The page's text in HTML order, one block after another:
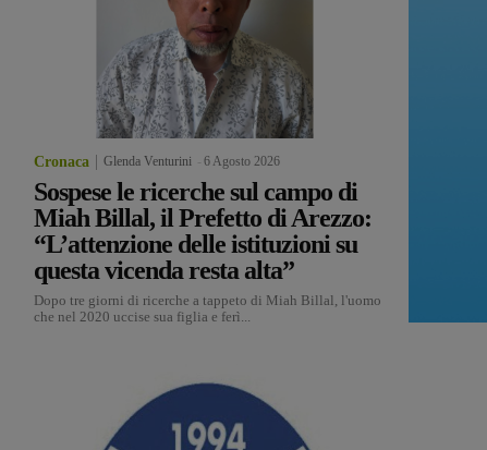
Cronaca Glenda Venturini 6 Agosto 2026
Sospese le ricerche sul campo di
Miah Billal, il Prefetto di Arezzo:
“L’attenzione delle istituzioni su
questa vicenda resta alta”
Dopo tre giorni di ricerche a tappeto di Miah Billal, l'uomo
che nel 2020 uccise sua figlia e ferì...